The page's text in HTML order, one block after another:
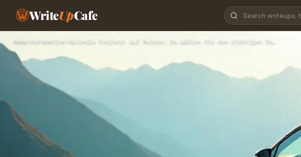
WriteUpCafe
Home › Automotive ›Maximale Freiheit auf Reisen: So wählen Sie den richtigen Da…